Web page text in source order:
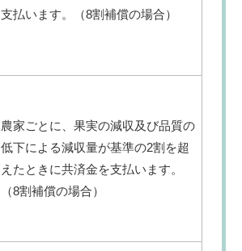
支払います。（8割補償の場合）
農家ごとに、果実の減収及び品質の
低下による減収量が基準の2割を超
えたときに共済金を支払います。
（8割補償の場合）